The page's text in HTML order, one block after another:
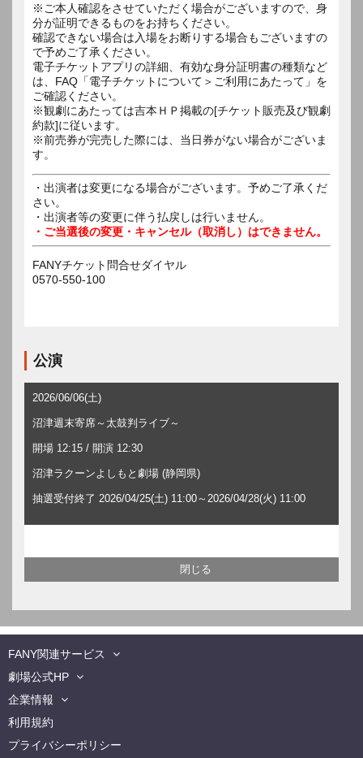
※ご本人確認をさせていただく場合がございますので、身
分が証明できるものをお持ちください。
確認できない場合は入場をお断りする場合もございますの
で予めご了承ください。
電子チケットアプリの詳細、有効な身分証明書の種類など
は、FAQ「電子チケットについて＞ご利用にあたって」を
ご確認ください。
※観劇にあたっては吉本ＨＰ掲載の[チケット販売及び観劇
約款]に従います。
※前売券が完売した際には、当日券がない場合がございま
す。
・出演者は変更になる場合がございます。予めご了承くだ
さい。
・出演者等の変更に伴う払戻しは行いません。
・ご当選後の変更・キャンセル（取消し）はできません。
FANYチケット問合せダイヤル
0570-550-100
公演
2026/06/06(土)
沼津週末寄席～太鼓判ライブ～
開場 12:15 / 開演 12:30
沼津ラクーンよしもと劇場 (静岡県)
抽選受付終了 2026/04/25(土) 11:00～2026/04/28(火) 11:00
FANY関連サービス
劇場公式HP
企業情報
利用規約
プライバシーポリシー